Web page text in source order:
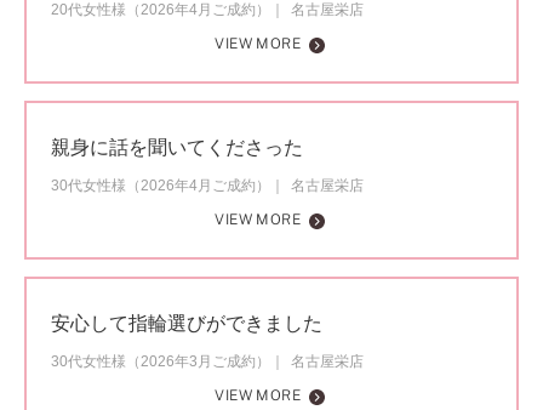
20代女性様（2026年4月ご成約）
名古屋栄店
VIEW MORE
親身に話を聞いてくださった
30代女性様（2026年4月ご成約）
名古屋栄店
VIEW MORE
安心して指輪選びができました
30代女性様（2026年3月ご成約）
名古屋栄店
VIEW MORE